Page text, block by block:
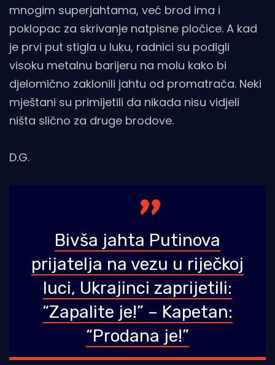
mnogim superjahtama, već brod ima i
poklopac za skrivanje natpisne pločice. A kad
je prvi put stigla u luku, radnici su podigli
visoku metalnu barijeru na molu kako bi
djelomično zaklonili jahtu od promatrača. Neki
mještani su primijetili da nikada nisu vidjeli
ništa slično za druge brodove.
D.G.
Bivša jahta Putinova
prijatelja na vezu u riječkoj
luci, Ukrajinci zaprijetili:
“Zapalite je!” – Kapetan:
“Prodana je!”